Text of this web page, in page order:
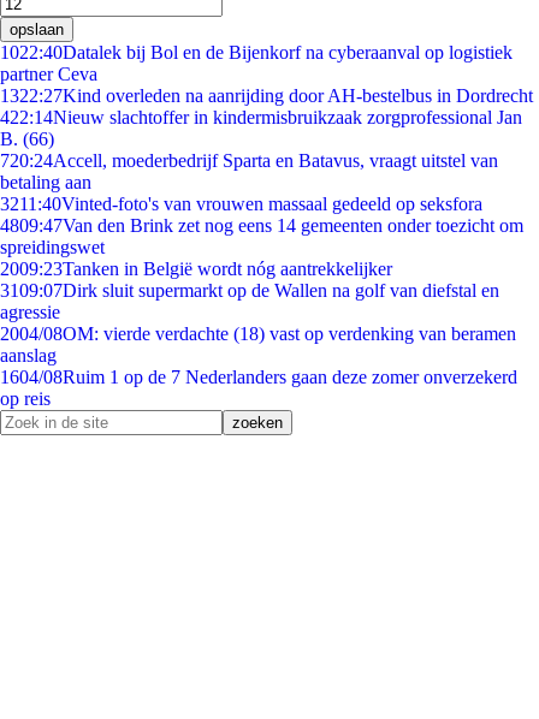
opslaan
1022:40Datalek bij Bol en de Bijenkorf na cyberaanval op logistiek
partner Ceva
1322:27Kind overleden na aanrijding door AH-bestelbus in Dordrecht
422:14Nieuw slachtoffer in kindermisbruikzaak zorgprofessional Jan
B. (66)
720:24Accell, moederbedrijf Sparta en Batavus, vraagt uitstel van
betaling aan
3211:40Vinted-foto's van vrouwen massaal gedeeld op seksfora
4809:47Van den Brink zet nog eens 14 gemeenten onder toezicht om
spreidingswet
2009:23Tanken in België wordt nóg aantrekkelijker
3109:07Dirk sluit supermarkt op de Wallen na golf van diefstal en
agressie
2004/08OM: vierde verdachte (18) vast op verdenking van beramen
aanslag
1604/08Ruim 1 op de 7 Nederlanders gaan deze zomer onverzekerd
op reis